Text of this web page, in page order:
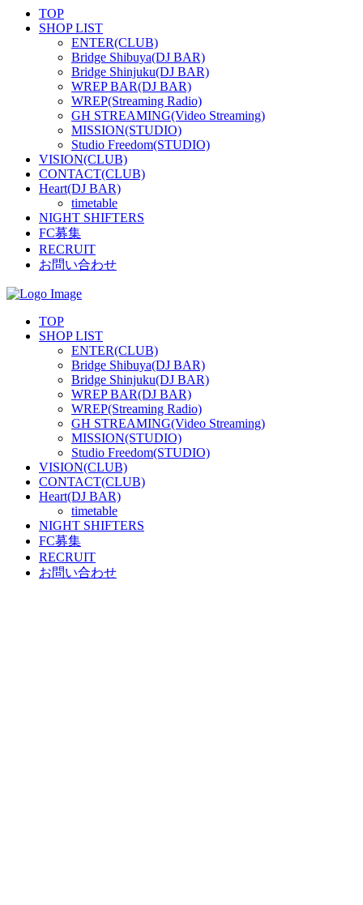
TOP
SHOP LIST
ENTER(CLUB)
Bridge Shibuya(DJ BAR)
Bridge Shinjuku(DJ BAR)
WREP BAR(DJ BAR)
WREP(Streaming Radio)
GH STREAMING(Video Streaming)
MISSION(STUDIO)
Studio Freedom(STUDIO)
VISION(CLUB)
CONTACT(CLUB)
Heart(DJ BAR)
timetable
NIGHT SHIFTERS
FC募集
RECRUIT
お問い合わせ
TOP
SHOP LIST
ENTER(CLUB)
Bridge Shibuya(DJ BAR)
Bridge Shinjuku(DJ BAR)
WREP BAR(DJ BAR)
WREP(Streaming Radio)
GH STREAMING(Video Streaming)
MISSION(STUDIO)
Studio Freedom(STUDIO)
VISION(CLUB)
CONTACT(CLUB)
Heart(DJ BAR)
timetable
NIGHT SHIFTERS
FC募集
RECRUIT
お問い合わせ